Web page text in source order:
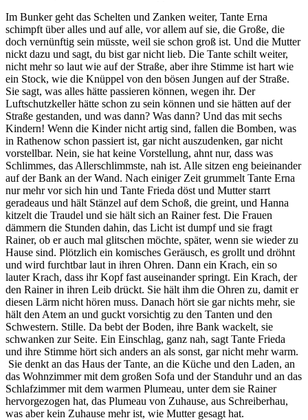
Im Bunker geht das Schelten und Zanken weiter, Tante Erna
schimpft über alles und auf alle, vor allem auf sie, die Große, die
doch vernünftig sein müsste, weil sie schon groß ist. Und die Mutter
nickt dazu und sagt, du bist gar nicht lieb. Die Tante schilt weiter,
nicht mehr so laut wie auf der Straße, aber ihre Stimme ist hart wie
ein Stock, wie die Knüppel von den bösen Jungen auf der Straße.
Sie sagt, was alles hätte passieren können, wegen ihr. Der
Luftschutzkeller hätte schon zu sein können und sie hätten auf der
Straße gestanden, und was dann? Was dann? Und das mit sechs
Kindern! Wenn die Kinder nicht artig sind, fallen die Bomben, was
in Rathenow schon passiert ist, gar nicht auszudenken, gar nicht
vorstellbar. Nein, sie hat keine Vorstellung, ahnt nur, dass was
Schlimmes, das Allerschlimmste, nah ist. Alle sitzen eng beieinander
auf der Bank an der Wand. Nach einiger Zeit grummelt Tante Erna
nur mehr vor sich hin und Tante Frieda döst und Mutter starrt
geradeaus und hält Stänzel auf dem Schoß, die greint, und Hanna
kitzelt die Traudel und sie hält sich an Rainer fest. Die Frauen
dämmern die Stunden dahin, das Licht ist dumpf und sie fragt
Rainer, ob er auch mal glitschen möchte, später, wenn sie wieder zu
Hause sind. Plötzlich ein komisches Geräusch, es grollt und dröhnt
und wird furchtbar laut in ihren Ohren. Dann ein Krach, ein so
lauter Krach, dass ihr Kopf fast auseinander springt. Ein Krach, der
den Rainer in ihren Leib drückt. Sie hält ihm die Ohren zu, damit er
diesen Lärm nicht hören muss. Danach hört sie gar nichts mehr, sie
hält den Atem an und guckt vorsichtig zu den Tanten und den
Schwestern. Stille. Da bebt der Boden, ihre Bank wackelt, sie
schwanken zur Seite. Ein Einschlag, ganz nah, sagt Tante Frieda
und ihre Stimme hört sich anders an als sonst, gar nicht mehr warm.
Sie denkt an das Haus der Tante, an die Küche und den Laden, an
das Wohnzimmer mit dem großen Sofa und der Standuhr und an das
Schlafzimmer mit dem warmen Plumeau, unter dem sie Rainer
hervorgezogen hat, das Plumeau von Zuhause, aus Schreiberhau,
was aber kein Zuhause mehr ist, wie Mutter gesagt hat.